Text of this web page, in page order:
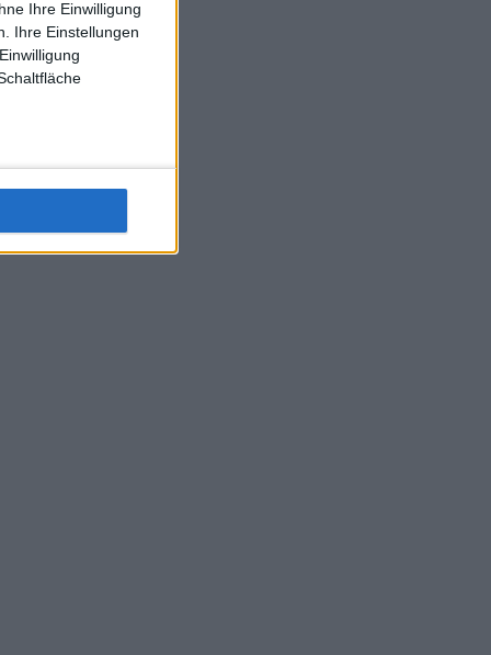
Ihre Einwilligung
Ihre Einstellungen
L-Struff wahrscheinlich morge 3 Spiele absolvieren (2.
1x Doppel) dank der hervorragenden Unterstützung
für F-A-A